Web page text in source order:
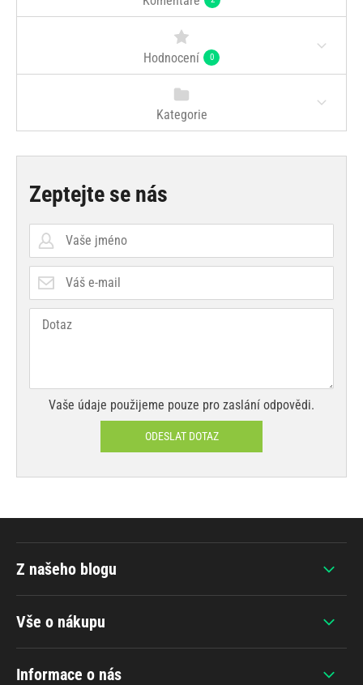
Hodnocení 0
Kategorie
Zeptejte se nás
Vaše údaje použijeme pouze pro zaslání odpovědi.
ODESLAT DOTAZ
Vše o nákupu
Informace o nás
Z našeho blogu